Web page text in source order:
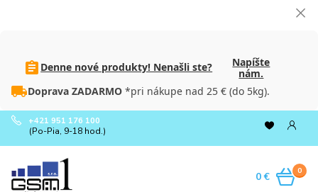
Denne nové produkty! Nenašli ste?
Napíšte
nám.
Doprava ZADARMO *pri nákupe nad 25 € (do 5kg).
+421 951 176 100
(Po-Pia, 9-18 hod.)
0
0 €